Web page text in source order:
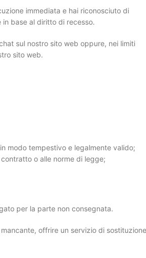
immediata e hai riconosciuto di
in base al diritto di recesso.
sul nostro sito web oppure, nei limiti
sito web.
modo tempestivo e legalmente valido;
o alle norme di legge;
per la parte non consegnata.
offrire un servizio di sostituzione